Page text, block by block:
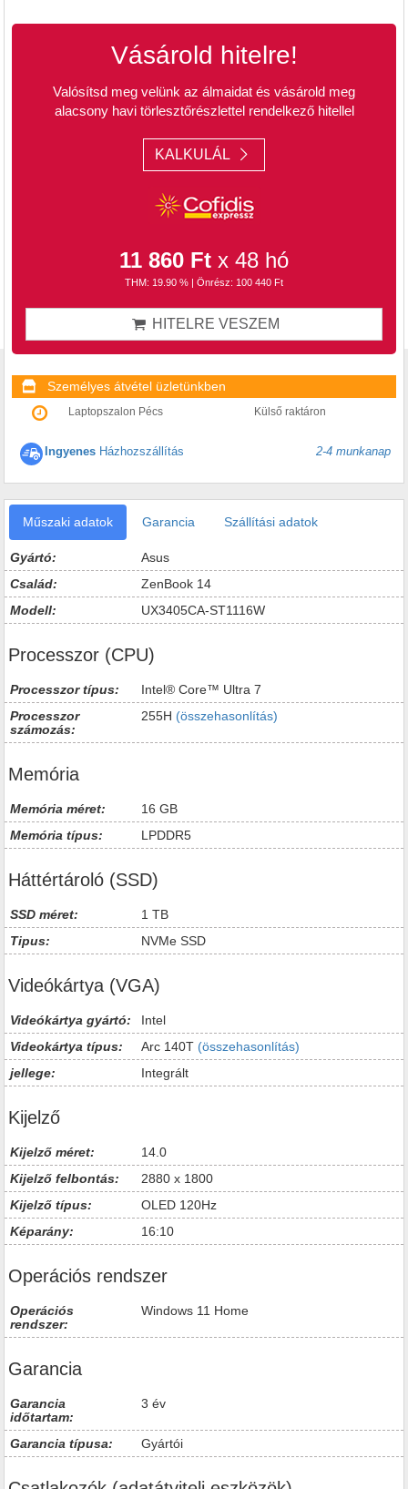
Vásárold hitelre!
Valósítsd meg velünk az álmaidat és vásárold meg
alacsony havi törlesztőrészlettel rendelkező hitellel
KALKULÁL
11 860 Ft x 48 hó
THM: 19.90 % | Önrész: 100 440 Ft
HITELRE VESZEM
Személyes átvétel üzletünkben
Laptopszalon Pécs Külső raktáron
Ingyenes Házhozszállítás 2-4 munkanap
Műszaki adatok Garancia Szállítási adatok
Gyártó:
Asus
Család:
ZenBook 14
Modell:
UX3405CA-ST1116W
Processzor (CPU)
Processzor típus:
Intel® Core™ Ultra 7
Processzor
számozás:
255H (összehasonlítás)
Memória
Memória méret:
16 GB
Memória típus:
LPDDR5
Háttértároló (SSD)
SSD méret:
1 TB
Tipus:
NVMe SSD
Videókártya (VGA)
Videókártya gyártó:
Intel
Videokártya típus:
Arc 140T (összehasonlítás)
jellege:
Integrált
Kijelző
Kijelző méret:
14.0
Kijelző felbontás:
2880 x 1800
Kijelző típus:
OLED 120Hz
Képarány:
16:10
Operációs rendszer
Operációs
rendszer:
Windows 11 Home
Garancia
Garancia
időtartam:
3 év
Garancia típusa: Gyártói